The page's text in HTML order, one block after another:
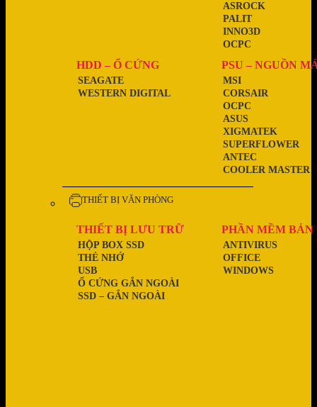
OCPC
INNO3D
PALIT
ASROCK
HDD – Ổ CỨNG
WESTERN DIGITAL
SEAGATE
PSU – NGUỒN
COOLER MASTER
ANTEC
SUPERFLOWER
XIGMATEK
ASUS
OCPC
CORSAIR
MSI
THIẾT BỊ VĂN PHÒNG
THIẾT BỊ LƯU TRỮ
SSD – GẮN NGOÀI
Ổ CỨNG GẮN NGOÀI
USB
THẺ NHỚ
HỘP BOX SSD
PHẦN MỀM BẢN
WINDOWS
OFFICE
ANTIVIRUS